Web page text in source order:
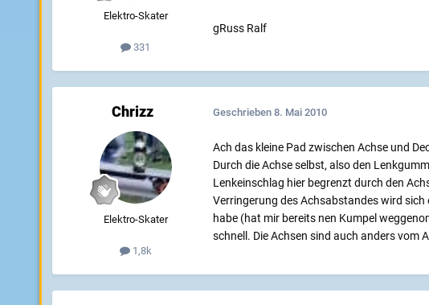
Elektro-Skater
331
gRuss Ralf
Chrizz
Elektro-Skater
1,8k
Geschrieben 8. Mai 2010
Ach das kleine Pad zwischen Achse und
Durch die Achse selbst, also den
Lenkeinschlag hier begrenzt durch den
Verringerung des Achsabstandes wird
habe (hat mir bereits nen Kumpel
schnell. Die Achsen sind auch anders vom